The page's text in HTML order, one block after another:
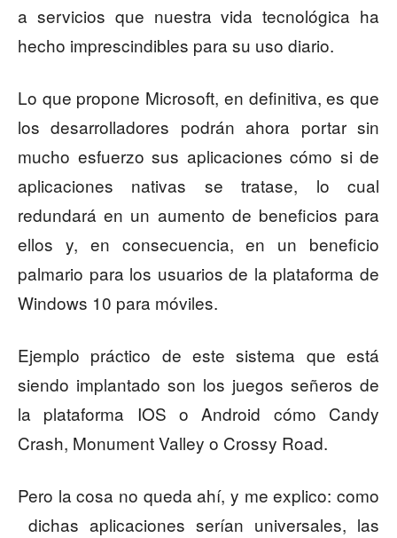
a servicios que nuestra vida tecnológica ha
hecho imprescindibles para su uso diario.
Lo que propone Microsoft, en definitiva, es que
los desarrolladores podrán ahora portar sin
mucho esfuerzo sus aplicaciones cómo si de
aplicaciones nativas se tratase, lo cual
redundará en un aumento de beneficios para
ellos y, en consecuencia, en un beneficio
palmario para los usuarios de la plataforma de
Windows 10 para móviles.
Ejemplo práctico de este sistema que está
siendo implantado son los juegos señeros de
la plataforma IOS o Android cómo Candy
Crash, Monument Valley o Crossy Road.
Pero la cosa no queda ahí, y me explico: como
dichas aplicaciones serían universales, las